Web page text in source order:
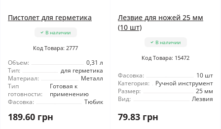
Пистолет для герметика
В наличии
Код Товара: 2777
Объем:
0,31 л
Тип:
для герметика
Материал:
Металл
Тип
готовности:
Готовая к
применению
Фасовка:
Тюбик
189.60 грн
Лезвие для ножей 25 мм
(10 шт)
В наличии
Код Товара: 15472
Фасовка:
10 шт
Категория:
Ручной инструмент
Размер:
25 мм
Вид:
Лезвия
79.83 грн